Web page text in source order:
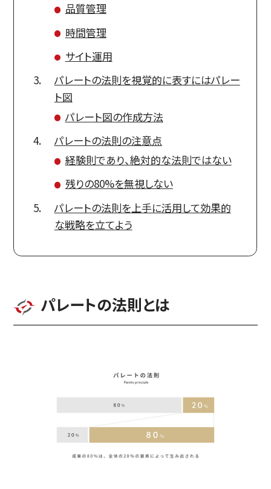
品質管理
時間管理
サイト運用
パレートの法則を視覚的に表すにはパレー
ト図
パレート図の作成方法
パレートの法則の注意点
経験則であり、絶対的な法則ではない
残りの80%を無視しない
パレートの法則を上手に活用して効果的
な戦略を立てよう
パレートの法則とは